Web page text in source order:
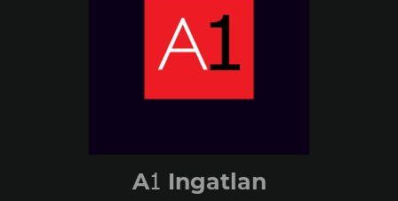
A1 Ingatlan